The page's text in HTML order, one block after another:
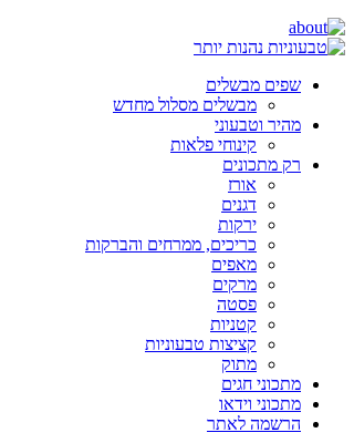
שפים מבשלים
מבשלים מסלול מחדש
מהיר וטבעוני
קינוחי פלאות
רק מתכונים
אורז
דגנים
ירקות
כריכים, ממרחים והברקות
מאפים
מרקים
פסטה
קטניות
קציצות טבעוניות
מתוק
מתכוני חגים
מתכוני וידאו
הרשמה לאתר